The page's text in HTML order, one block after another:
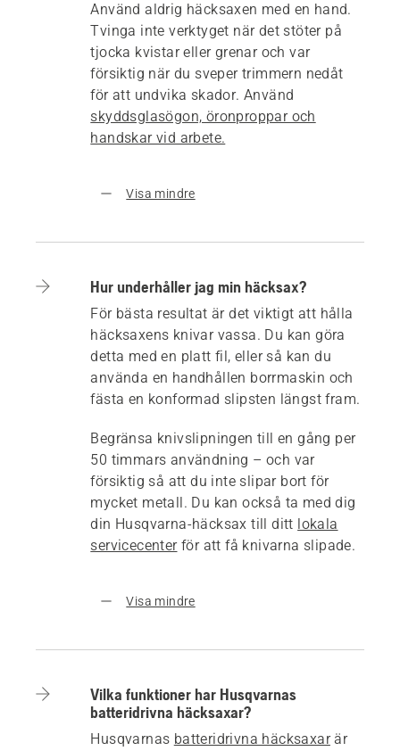
Använd aldrig häcksaxen med en hand.
Tvinga inte verktyget när det stöter på
tjocka kvistar eller grenar och var
försiktig när du sveper trimmern nedåt
för att undvika skador. Använd
skyddsglasögon, öronproppar och
handskar vid arbete.
Visa mindre
Hur underhåller jag min häcksax?
För bästa resultat är det viktigt att hålla
häcksaxens knivar vassa. Du kan göra
detta med en platt fil, eller så kan du
använda en handhållen borrmaskin och
fästa en konformad slipsten längst fram.
Begränsa knivslipningen till en gång per
50 timmars användning – och var
försiktig så att du inte slipar bort för
mycket metall. Du kan också ta med dig
din Husqvarna-häcksax till ditt lokala
servicecenterför att få knivarna slipade.
Visa mindre
Vilka funktioner har Husqvarnas
batteridrivna häcksaxar?
Husqvarnas batteridrivna häcksaxarär